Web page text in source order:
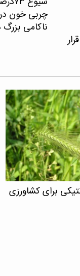
چربی خون در
ناکامی
برای کشاورزی